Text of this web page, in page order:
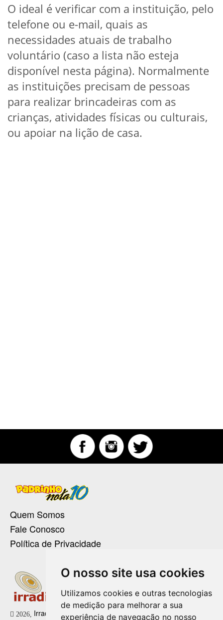
O nosso site usa cookies
Utilizamos cookies e outras tecnologias
de medição para melhorar a sua
experiência de navegação no nosso
O ideal é verificar com a instituição, pelo
telefone ou e-mail, quais as
necessidades atuais de trabalho
voluntário (caso a lista não esteja
disponível nesta página). Normalmente
as instituições precisam de pessoas
para realizar brincadeiras com as
crianças, atividades físicas ou culturais,
ou apoiar na lição de casa.
Quem Somos
Fale Conosco
Política de Privacidade
2026, Irradie Marketing Digital